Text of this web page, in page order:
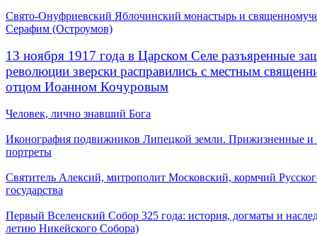
Свято-Онуфриевский Яблочинский монастырь и
Серафим (Остроумов)
13 ноября 1917 года в Царском Селе разъяренные
революции зверски расправились с местным
отцом Иоанном Кочуровым
Человек, лично знавший Бога
Иконография подвижников Липецкой земли. Прижизненные и
портреты
Святитель Алексий, митрополит Московский, кормчий
государства
Первый Вселенский Собор 325 года: история, догматы и
летию Никейского Собора)